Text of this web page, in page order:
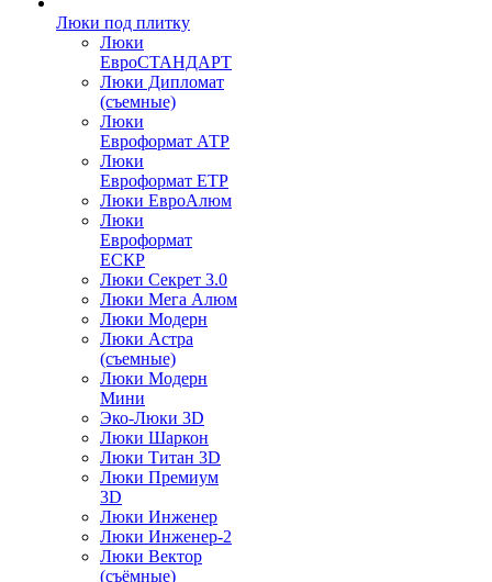
Люки под плитку
Люки
ЕвроСТАНДАРТ
Люки Дипломат
(съемные)
Люки
Евроформат АТР
Люки
Евроформат ЕТР
Люки ЕвроАлюм
Люки
Евроформат
ЕСКР
Люки Секрет 3.0
Люки Мега Алюм
Люки Модерн
Люки Астра
(съемные)
Люки Модерн
Мини
Эко-Люки 3D
Люки Шаркон
Люки Титан 3D
Люки Премиум
3D
Люки Инженер
Люки Инженер-2
Люки Вектор
(съёмные)